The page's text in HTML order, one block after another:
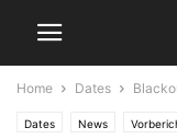
Home Dates
Dates News